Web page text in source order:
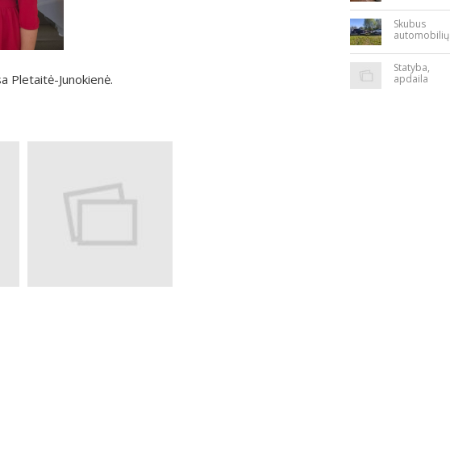
Pletaitė-Junokienė.
Skubus
automobilių
Statyba,
apdaila